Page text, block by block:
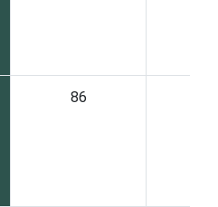
86